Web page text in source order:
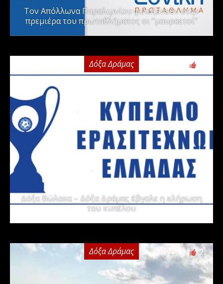
Τον Απόλλωνα Παραλιμνίου φιλοξενούν στην
πρεμιέρα του πρωταθλήματος οι “μαυραετοί”
Δόξα Δράμας
Δόξα Βώλακα – Δόξα Δράμας έβγαλε η κλήρωση
του κυπέλου
Δόξα Δράμας 2